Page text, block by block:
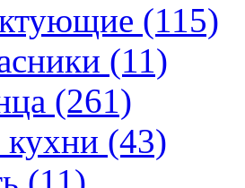
(115)
(11)
(261)
кухни (43)